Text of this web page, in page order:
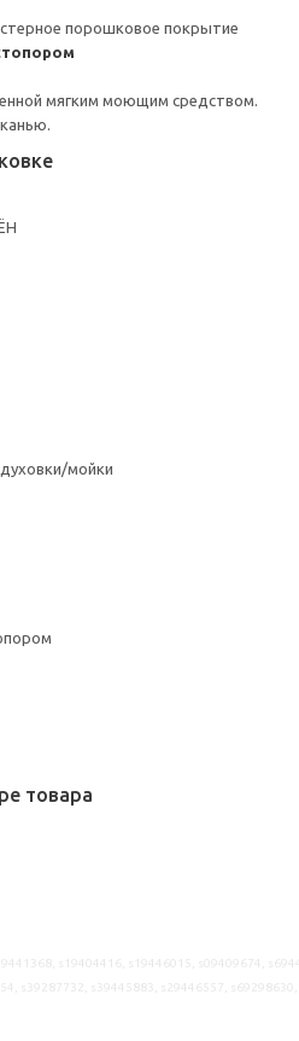
порошковое покрытие
мягким моющим средством.
мойки
товара